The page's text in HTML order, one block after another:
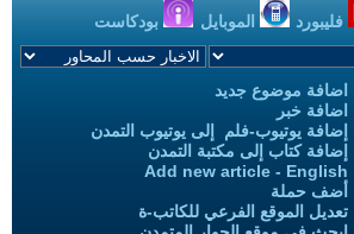
فليبورد الموبايل بودكاست
اضافة موضوع جديد
اضافة خبر
إضافة يوتيوب-فلم إلى يوتيوب التمدن
إضافة كتاب إلى مكتبة التمدن
Add new article - English
أضف حملة
تعديل الموقع الفرعي للكاتب-ة